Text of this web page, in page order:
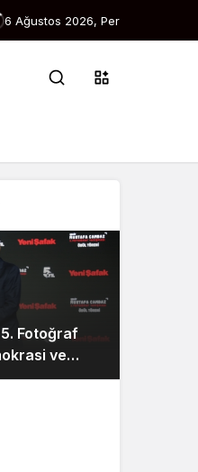
6 Ağustos 2026, Per
Fotoğraf
ve